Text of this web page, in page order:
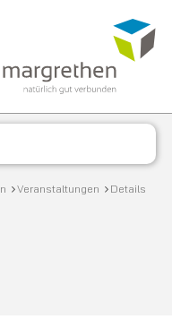
Veranstaltungen Details